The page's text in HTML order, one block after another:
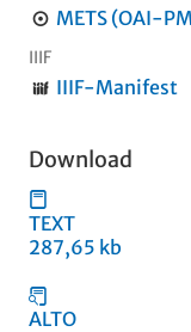
METS (OAI-
IIIF
IIIF-Manifest
Download
TEXT
287,65 kb
ALTO